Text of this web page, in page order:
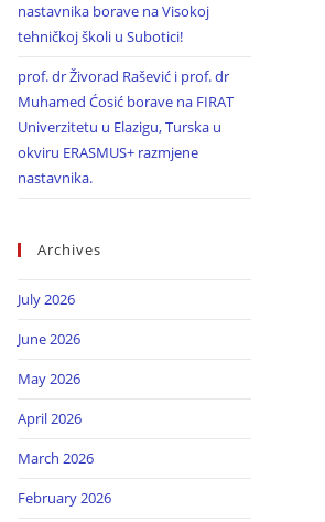
nastavnika borave na Visokoj
tehničkoj školi u Subotici!
prof. dr Živorad Rašević i prof. dr
Muhamed Ćosić borave na FIRAT
Univerzitetu u Elazigu, Turska u
okviru ERASMUS+ razmjene
nastavnika.
Archives
July 2026
June 2026
May 2026
April 2026
March 2026
February 2026